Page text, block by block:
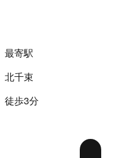
最寄駅
北千束
徒歩3分